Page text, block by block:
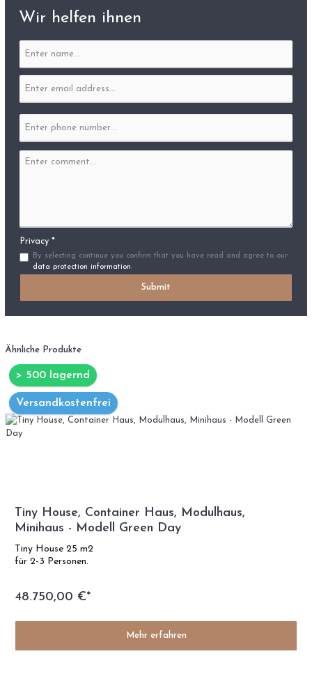
Wir helfen ihnen
Privacy *
By selecting continue you confirm that you have read and agree to our
data protection information.
Submit
Ähnliche Produkte
> 500 lagernd
Versandkostenfrei
Tiny House, Container Haus, Modulhaus,
Minihaus - Modell Green Day
Tiny House 25 m2
für 2-3 Personen.
48.750,00 €*
Mehr erfahren